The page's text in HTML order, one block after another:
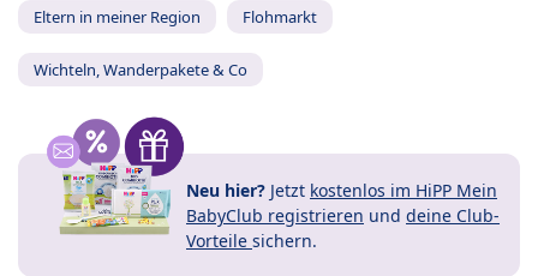
Eltern in meiner Region Flohmarkt
Wichteln, Wanderpakete & Co
Neu hier? Jetzt kostenlos im HiPP Mein
BabyClub registrieren und deine Club-
Vorteile sichern.